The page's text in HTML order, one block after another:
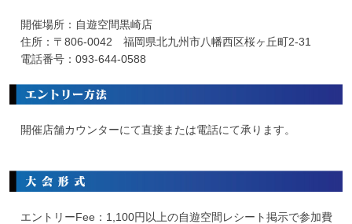
開催場所：自遊空間黒崎店
住所：〒806-0042 福岡県北九州市八幡西区桜ヶ丘町2-31
電話番号：093-644-0588
開催店舗カウンターにて直接または電話にて承ります。
エントリーFee：1,100円以上の自遊空間レシート掲示で参加費